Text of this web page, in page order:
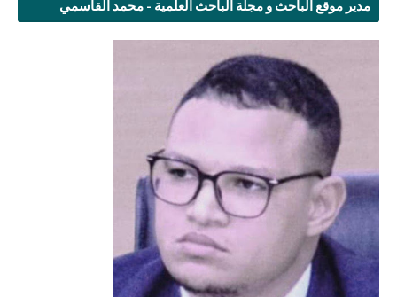
مدير موقع الباحث و مجلة الباحث العلمية - محمد القاسمي